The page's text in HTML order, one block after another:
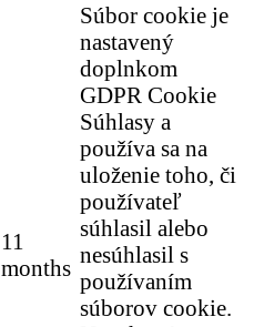
11
months
Súbor cookie je
nastavený
doplnkom
GDPR Cookie
Súhlasy a
používa sa na
uloženie toho, či
používateľ
súhlasil alebo
nesúhlasil s
používaním
súborov cookie.